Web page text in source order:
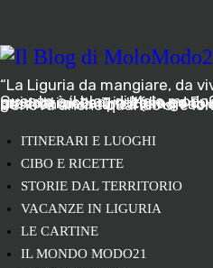
“La Liguria da mangiare, da
Questo è il blog di Molo modo21, l’e-commerce che ti fa arrivare a casa, in Italia ed Europa, le specialità liguri e i prodotti della Trattoria genovese Cavour modo21: gastronomia tipica (e non solo) per mangiare
ITINERARI E LUOGHI
CIBO E RICETTE
STORIE DAL TERRITORIO
VACANZE IN LIGURIA
LE CARTINE
IL MONDO MODO21